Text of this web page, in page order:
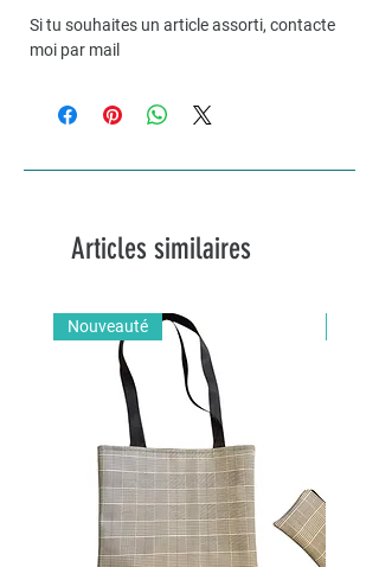
Si tu souhaites un article assorti, contacte
moi par mail
Articles similaires
Nouveauté